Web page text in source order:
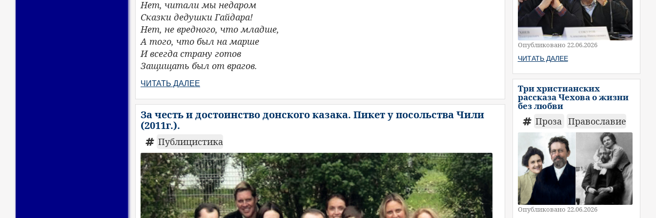
Нет, читали мы недаром
Сказки дедушки Гайдара!
Нет, не вредного, что младше,
А того, что был на марше
И всегда страну готов
Защищать был от врагов.
ЧИТАТЬ ДАЛЕЕ
За честь и достоинство донского казака. Пикет у посольства Чили
(2011г.).
Публицистика
Опубликовано 22.06.2026
ЧИТАТЬ ДАЛЕЕ
Три христианских
рассказа Чехова о жизни
без любви
Проза Православие
Опубликовано 22.06.2026